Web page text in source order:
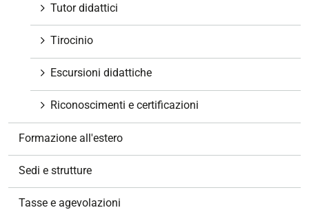
Tutor didattici
Tirocinio
Escursioni didattiche
Riconoscimenti e certificazioni
Formazione all'estero
Sedi e strutture
Tasse e agevolazioni